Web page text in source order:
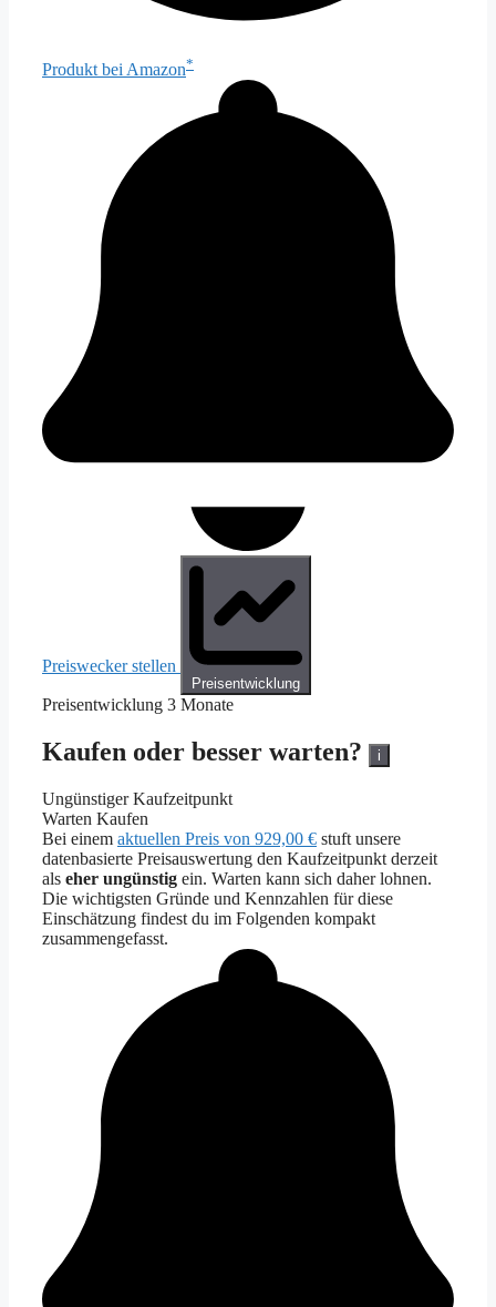
Produkt bei Amazon*
Preiswecker stellen
Preisentwicklung
Preisentwicklung 3 Monate
Kaufen oder besser warten? i
Ungünstiger Kaufzeitpunkt
Warten Kaufen
Bei einem aktuellen Preis von 929,00 € stuft unsere
datenbasierte Preisauswertung den Kaufzeitpunkt derzeit
als eher ungünstig ein. Warten kann sich daher lohnen.
Die wichtigsten Gründe und Kennzahlen für diese
Einschätzung findest du im Folgenden kompakt
zusammengefasst.